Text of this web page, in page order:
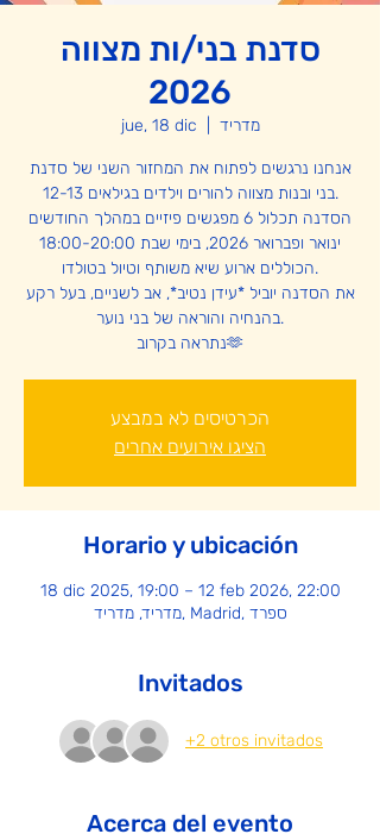
סדנת בני/ות מצווה
2026
jue, 18 dic מדריד
אנחנו נרגשים לפתוח את המחזור השני של סדנת
בני ובנות מצווה להורים וילדים בגילאים 12-13.
הסדנה תכלול 6 מפגשים פיזיים במהלך החודשים
ינואר ופברואר 2026, בימי שבת 18:00-20:00
הכוללים ארוע שיא משותף וטיול בטולדו.
את הסדנה יוביל *עידן נטיב*, אב לשניים, בעל רקע
בהנחיה והוראה של בני נוער.
נתראה בקרוב🫶
הכרטיסים לא במבצע
הציגו אירועים אחרים
Horario y ubicación
18 dic 2025, 19:00 – 12 feb 2026, 22:00
מדריד, מדריד, Madrid, ספרד
Invitados
+2 otros invitados
Acerca del evento